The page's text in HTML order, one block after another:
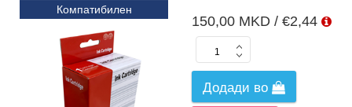
Компатибилен
150,00 MKD / €2,44
Додади во